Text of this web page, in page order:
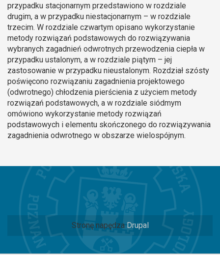
przypadku stacjonarnym przedstawiono w rozdziale
drugim, a w przypadku niestacjonarnym – w rozdziale
trzecim. W rozdziale czwartym opisano wykorzystanie
metody rozwiązań podstawowych do rozwiązywania
wybranych zagadnień odwrotnych przewodzenia ciepła w
przypadku ustalonym, a w rozdziale piątym – jej
zastosowanie w przypadku nieustalonym. Rozdział szósty
poświęcono rozwiązaniu zagadnienia projektowego
(odwrotnego) chłodzenia pierścienia z użyciem metody
rozwiązań podstawowych, a w rozdziale siódmym
omówiono wykorzystanie metody rozwiązań
podstawowych i elementu skończonego do rozwiązywania
zagadnienia odwrotnego w obszarze wielospójnym.
Stronę napędza Drupal